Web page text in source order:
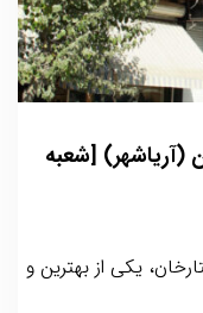
(آریاشهر) [شعبه
یکی از بهترین و